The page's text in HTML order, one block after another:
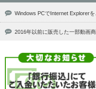
Windows PCでInternet Explorer
2016年以前に販売した一部動画